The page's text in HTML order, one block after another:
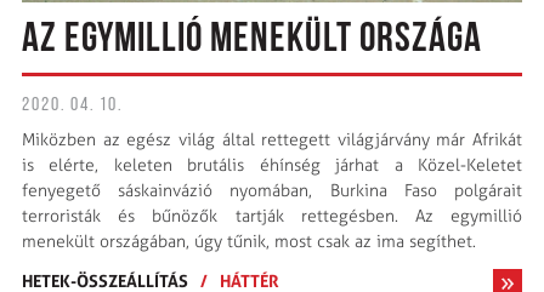
AZ EGYMILLIÓ MENEKÜLT ORSZÁGA
2020. 04. 10.
Miközben az egész világ által rettegett világjárvány már Afrikát
is elérte, keleten brutális éhínség járhat a Közel-Keletet
fenyegető sáskainvázió nyomában, Burkina Faso polgárait
terroristák és bűnözők tartják rettegésben. Az egymillió
menekült országában, úgy tűnik, most csak az ima segíthet.
HETEK-ÖSSZEÁLLÍTÁS / HÁTTÉR